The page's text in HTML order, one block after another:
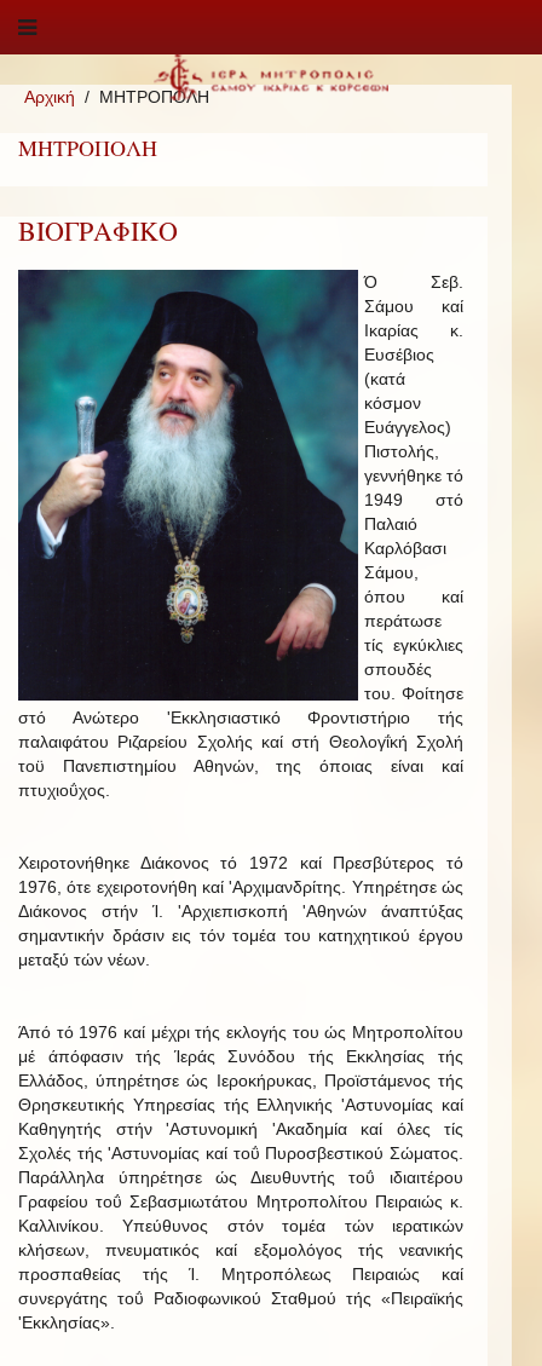
Αρχική ΜΗΤΡΟΠΟΛΗ
ΜΗΤΡΟΠΟΛΗ
ΒΙΟΓΡΑΦΙΚΟ
Ό Σεβ.
Σάμου καί
Ικαρίας κ.
Ευσέβιος
(κατά
κόσμον
Ευάγγελος)
Πιστολής,
γεννήθηκε τό
1949 στό
Παλαιό
Καρλόβασι
Σάμου,
όπου καί
περάτωσε
τίς εγκύκλιες
σπουδές
του. Φοίτησε
στό Ανώτερο 'Εκκλησιαστικό Φροντιστήριο τής
παλαιφάτου Ριζαρείου Σχολής καί στή Θεολογΐκή Σχολή
τοϋ Πανεπιστημίου Αθηνών, της όποιας είναι καί
πτυχιοΰχος.
Χειροτονήθηκε Διάκονος τό 1972 καί Πρεσβύτερος τό
1976, ότε εχειροτονήθη καί 'Αρχιμανδρίτης. Υπηρέτησε ώς
Διάκονος στήν Ί. 'Αρχιεπισκοπή 'Αθηνών άναπτύξας
σημαντικήν δράσιν εις τόν τομέα του κατηχητικού έργου
μεταξύ τών νέων.
Άπό τό 1976 καί μέχρι τής εκλογής του ώς Μητροπολίτου
μέ άπόφασιν τής Ίεράς Συνόδου τής Εκκλησίας τής
Ελλάδος, ύπηρέτησε ώς Ιεροκήρυκας, Προϊστάμενος τής
Θρησκευτικής Υπηρεσίας τής Ελληνικής 'Αστυνομίας καί
Καθηγητής στήν 'Αστυνομική 'Ακαδημία καί όλες τίς
Σχολές τής 'Αστυνομίας καί τοΰ Πυροσβεστικού Σώματος.
Παράλληλα ύπηρέτησε ώς Διευθυντής τοΰ ιδιαιτέρου
Γραφείου τοΰ Σεβασμιωτάτου Μητροπολίτου Πειραιώς κ.
Καλλινίκου. Υπεύθυνος στόν τομέα τών ιερατικών
κλήσεων, πνευματικός καί εξομολόγος τής νεανικής
προσπαθείας τής Ί. Μητροπόλεως Πειραιώς καί
συνεργάτης τοΰ Ραδιοφωνικού Σταθμού τής «Πειραϊκής
'Εκκλησίας».